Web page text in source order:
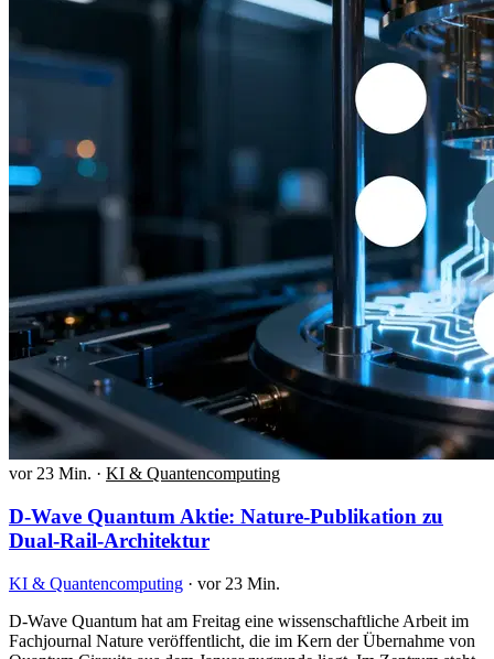
vor 23 Min. · KI & Quantencomputing
D-Wave Quantum Aktie: Nature-Publikation zu
Dual-Rail-Architektur
KI & Quantencomputing · vor 23 Min.
D-Wave Quantum hat am Freitag eine wissenschaftliche Arbeit im
Fachjournal Nature veröffentlicht, die im Kern der Übernahme von